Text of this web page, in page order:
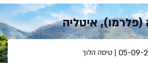
(פלרמו), איטליה
טיסה הלוך
05-09-